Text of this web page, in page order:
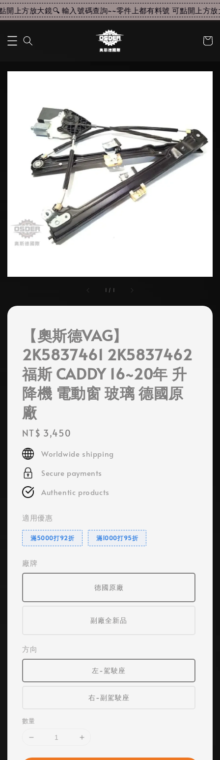
上方放大鏡🔍 輸入號碼查詢~~零件上都有料號 可點開上方放
1 / 1
【奧斯德VAG】
2K5837461 2K5837462
福斯 CADDY 16~20年 升
降機 電動窗 玻璃 德國原
廠
Regular
price
NT$ 3,450
Worldwide shipping
Secure payments
Authentic products
適用優惠
滿5000打92折 滿1000打95折
廠牌
德國原廠
副廠全新品
方向
左-駕駛座
右-副駕駛座
數量